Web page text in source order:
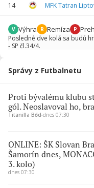
14 MFK Tatran
V Výhra R Remíza P
Posledné dve kolá sa budú
- SP čl.34/4.
Správy z Futbalnetu
Proti bývalému klubu
gól. Neoslavoval ho,
Titanilla Bőd∙dnes 07:30
ONLINE: ŠK Slovan
Šamorín dnes,
3. kolo)
dnes 07:30